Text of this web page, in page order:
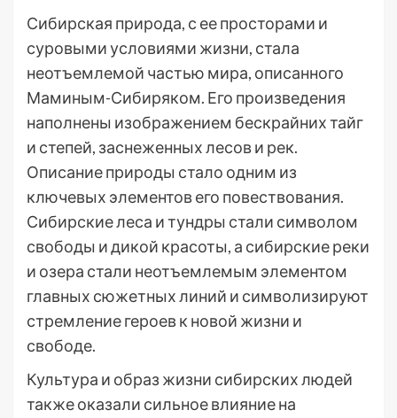
Сибирская природа, с ее просторами и
суровыми условиями жизни, стала
неотъемлемой частью мира, описанного
Маминым-Сибиряком. Его произведения
наполнены изображением бескрайних тайг
и степей, заснеженных лесов и рек.
Описание природы стало одним из
ключевых элементов его повествования.
Сибирские леса и тундры стали символом
свободы и дикой красоты, а сибирские реки
и озера стали неотъемлемым элементом
главных сюжетных линий и символизируют
стремление героев к новой жизни и
свободе.
Культура и образ жизни сибирских людей
также оказали сильное влияние на